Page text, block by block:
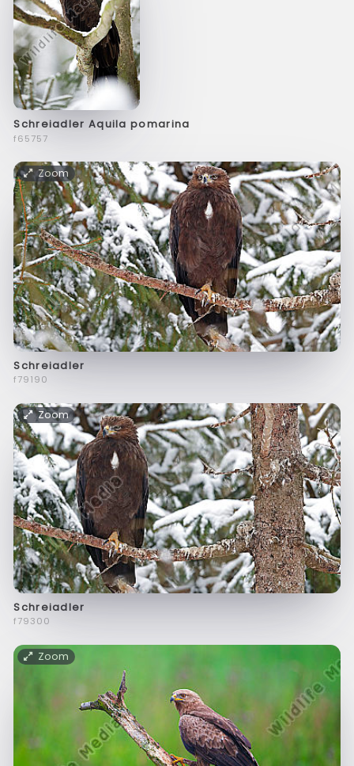
Schreiadler Aquila pomarina
f65757
Zoom
Schreiadler
f79190
Zoom
Schreiadler
f79300
Zoom